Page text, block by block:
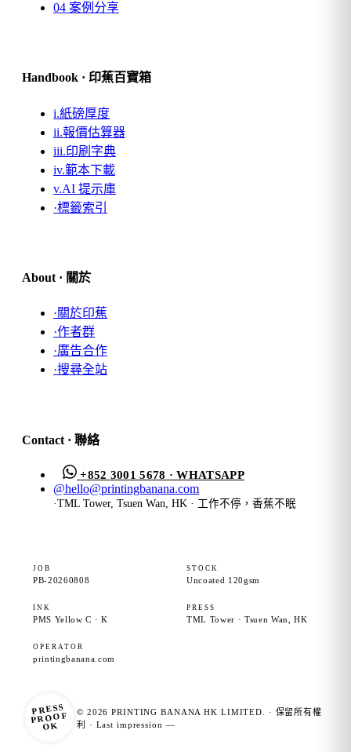
04 案例分享
Handbook · 印蕉百寶箱
i.紙磅厚度
ii.報價估算器
iii.印刷字典
iv.範本下載
v.AI 提示庫
·標籤索引
About · 關於
·關於印蕉
·作者群
·廣告合作
·搜尋全站
Contact · 聯絡
+852 3001 5678 · WHATSAPP
@hello@printingbanana.com
·TML Tower, Tsuen Wan, HK · 工作不停，香蕉不眠
JOB
PB-20260808
STOCK
Uncoated 120gsm
INK
PMS Yellow C · K
PRESS
TML Tower · Tsuen Wan, HK
OPERATOR
printingbanana.com
PRESS
PROOF
OK
© 2026 PRINTING BANANA HK LIMITED. · 保留所有權
利 · Last impression —